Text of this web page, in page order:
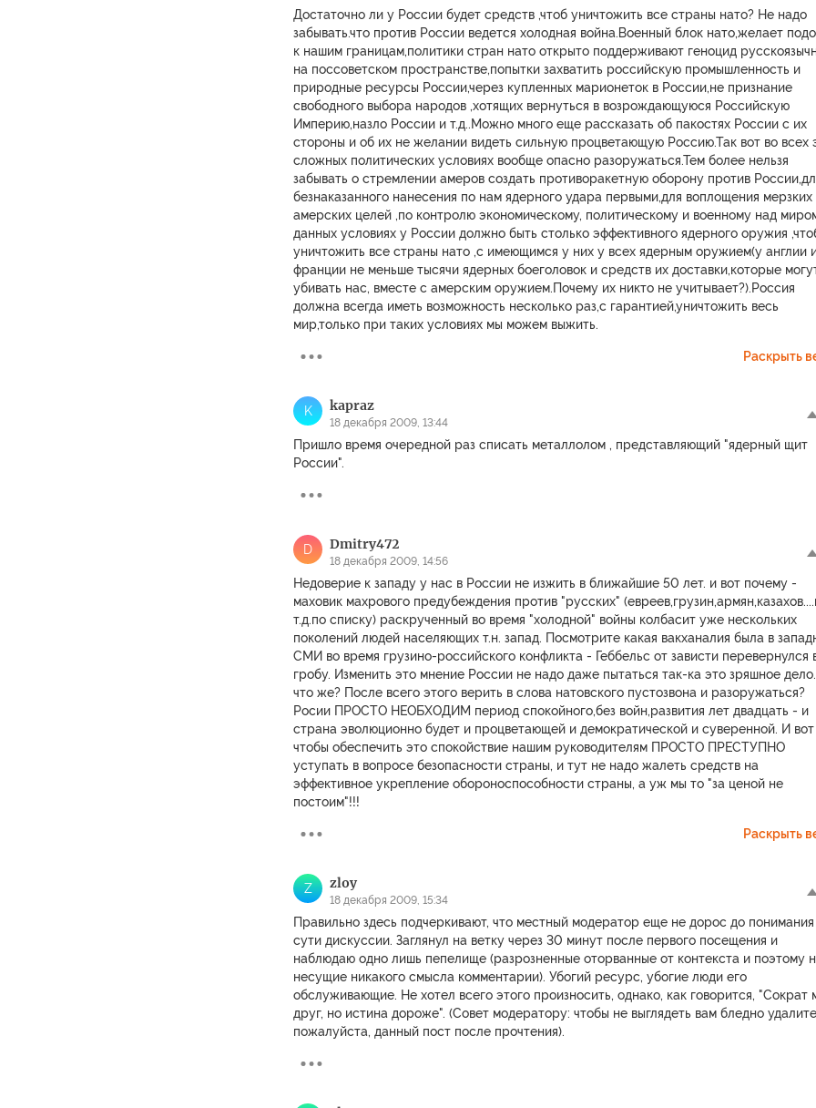
Достаточно ли у России будет средств ,чтоб уничтожить все страны нато? Не надо
забывать.что против России ведется холодная война.Военный блок нато,желает
к нашим границам,политики стран нато открыто поддерживают геноцид
на поссоветском пространстве,попытки захватить российскую промышленность и
природные ресурсы России,через купленных марионеток в России,не признание
свободного выбора народов ,хотящих вернуться в возрождающуюся Российскую
Империю,назло России и т.д..Можно много еще рассказать об пакостях России с их
стороны и об их не желании видеть сильную процветающую Россию.Так вот во всех
сложных политических условиях вообще опасно разоружаться.Тем более нельзя
забывать о стремлении амеров создать противоракетную оборону против
безнаказанного нанесения по нам ядерного удара первыми,для воплощения мерзких
амерских целей ,по контролю экономическому, политическому и военному над
данных условиях у России должно быть столько эффективного ядерного оружия
уничтожить все страны нато ,с имеющимся у них у всех ядерным оружием(у англии
франции не меньше тысячи ядерных боеголовок и средств их доставки,которые
убивать нас, вместе с амерским оружием.Почему их никто не учитывает?).Россия
должна всегда иметь возможность несколько раз,с гарантией,уничтожить весь
мир,только при таких условиях мы можем выжить.
Раскрыть
K kapraz
18 декабря 2009, 13:44
Пришло время очередной раз списать металлолом , представляющий "ядерный щит
России".
D Dmitry472
18 декабря 2009, 14:56
Недоверие к западу у нас в России не изжить в ближайшие 50 лет. и вот почему -
маховик махрового предубеждения против "русских"
т.д.по списку) раскрученный во время "холодной" войны колбасит уже нескольких
поколений людей населяющих т.н. запад. Посмотрите какая вакханалия была в
СМИ во время грузино-российского конфликта - Геббельс от зависти перевернулся
гробу. Изменить это мнение России не надо даже пытаться так-ка это зряшное
что же? После всего этого верить в слова натовского пустозвона и разоружаться?
Росии ПРОСТО НЕОБХОДИМ период спокойного,без войн,развития лет двадцать - и
страна эволюционно будет и процветающей и демократической и суверенной. И вот
чтобы обеспечить это спокойствие нашим руководителям ПРОСТО ПРЕСТУПНО
уступать в вопросе безопасности страны, и тут не надо жалеть средств на
эффективное укрепление обороноспособности страны, а уж мы то "за ценой не
постоим"!!!
Раскрыть
Z zloy
18 декабря 2009, 15:34
Правильно здесь подчеркивают, что местный модератор еще не дорос до понимания
сути дискуссии. Заглянул на ветку через 30 минут после первого посещения и
наблюдаю одно лишь пепелище (разрозненные оторванные от контекста и поэтому
несущие никакого смысла комментарии). Убогий ресурс, убогие люди его
обслуживающие. Не хотел всего этого произносить, однако, как говорится, "Сократ
друг, но истина дороже". (Совет модератору: чтобы не выглядеть вам бледно
пожалуйста, данный пост после прочтения).